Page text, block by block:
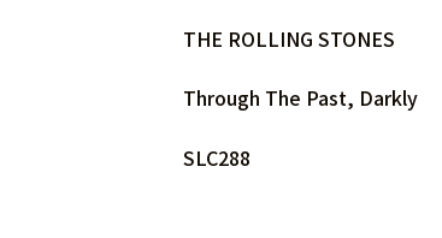
THE ROLLING STONES
Through The Past, Darkly
SLC288